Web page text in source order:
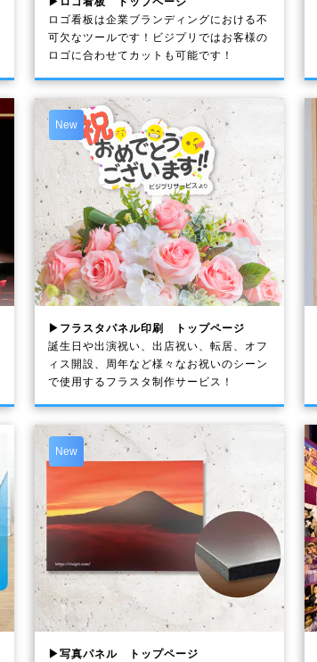
ロゴ看板は企業ブランディングにおける不
可欠なツールです！ビジプリではお客様の
ロゴに合わせてカットも可能です！
New
▶フラスタパネル印刷 トップページ
誕生日や出演祝い、出店祝い、転居、オフ
ィス開設、周年など様々なお祝いのシーン
で使用するフラスタ制作サービス！
New
▶写真パネル トップページ